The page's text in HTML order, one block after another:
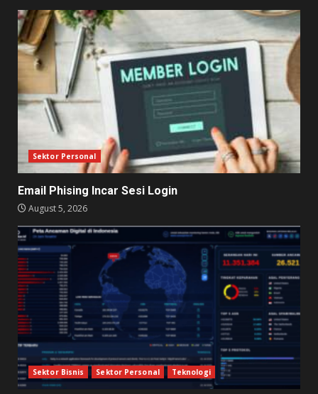
Sektor Personal
Email Phising Incar Sesi Login
August 5, 2026
Sektor Bisnis Sektor Personal Teknologi